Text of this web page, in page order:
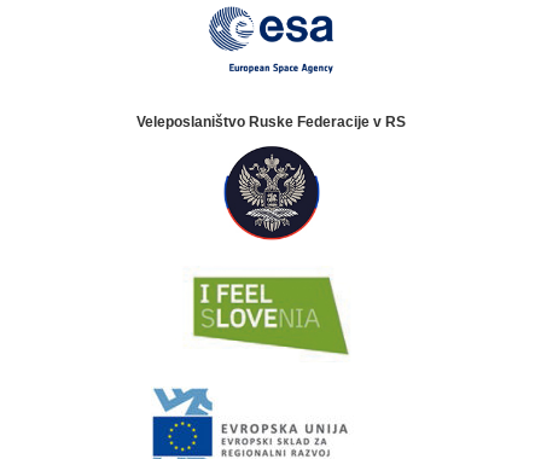
Veleposlaništvo Ruske Federacije v RS